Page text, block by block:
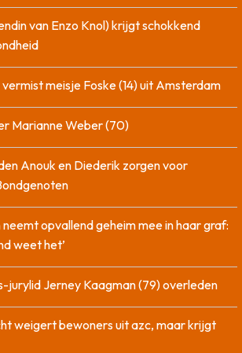
van Enzo Knol) krijgt schokkend
meisje Foske (14) uit Amsterdam
Marianne Weber (70)
Anouk en Diederik zorgen voor
opvallend geheim mee in haar graf:
weet het’
jurylid Jerney Kaagman (79) overleden
weigert bewoners uit azc, maar krijgt